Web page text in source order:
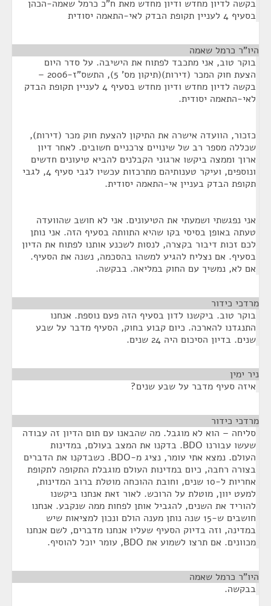
בקשה לדיון מחדש ודיון מחדש מאת ח"כ כרמל שאמה-הכהן
בסעיף 4 לעניין תקופת הבדק לאי-התאמה יסודית
היו"ר כרמל שאמה
בוקר טוב, אני מתכבד לפתוח את הישיבה. על סדר היום
הצעת חוק המכר (דירות)(תיקון מס' 5), התשס"ז-2006 –
בקשה לדיון מחדש ודיון מחדש בסעיף 4 לעניין תקופת הבדק
לאי-התאמה יסודית.
כזכור, הוועדה אישרה את התיקון להצעת חוק מכר (דירות),
שכללה מספר רב של שינויים צרכניים חשובים. לאחר דיון
ארוך וממצה ביקשו ארגוני הקבלנים להביא טיעונים חדשים
ונוספים, ועיקר טענותיהם מתרכזות עכשיו לגבי סעיף 4, לגבי
תקופת הבדק בעניין אי-התאמה יסודית.
אני נפגשתי ושמעתי את הטיעונים. אני לא חושב שהוועדה
טעתה באופן בסיסי בקו שהיא התוותה בסעיף הזה. אני נותן
לכם זכות דיבור בקצרה, לנסות לשכנע אותנו לפתוח את הדיון
בסעיף. אם נצליח להגיע למשהו בהסכמה, נשנה את הסעיף.
אם לא, נמשיך עם החוק במליאה. בבקשה.
מרדכי כידור
בוקר טוב. ביקשנו לדון בסעיף הזה פעם נוספת. אנחנו
התנגדנו להארכה. כיום קבוע בחוק, הסעיף מדבר על שבע
שנים. בדיון הסיכום היה 24 שנים.
ניר ימין
איזה סעיף מדבר על שבע שנים?
מרדכי כידור
סליחה – הוא לא מוגבל. מה שהבאנו עם תום הדיון זה עבודה
שעשו עבורנו BDO. בדקנו את המצב בעולם, במדינות
העולם. נמצא אתי עומר, נציג מ-BDO. כשבדקנו את הדברים
בצורה רחבה, כיום במדינות העולם מוגבלת התקופה לתקופת
אחריות ל-10 שנים, וחובת ההוכחה מוטלת ברוב המדינות,
למעט יוון, מוטלת על הרוכש. לאור זאת אנחנו ביקשנו
להוריד את השנים, להגביל אותן לפחות ממה שנקבע. אנחנו
חושבים ש-15 שנה נותן מענה הולם ונכון למציאות שיש
במדינה, וזה בדיוק הסעיף שעליו אנחנו מדברים, לשם אנחנו
מכוונים. אם תרצו לשמוע את BDO, עומר יוכל להוסיף.
היו"ר כרמל שאמה
בבקשה.